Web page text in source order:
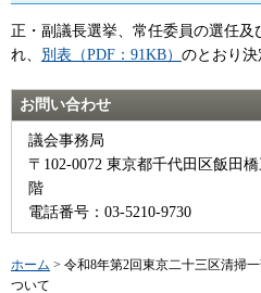
正・副議長選挙、常任委員の選任
れ、 別表（PDF：91KB） のとおり決
お問い合わせ
議会事務局
〒102-0072 東京都千代田区飯田
階
電話番号：03-5210-9730
ホーム > 令和8年第2回東京二十三区清掃
ついて